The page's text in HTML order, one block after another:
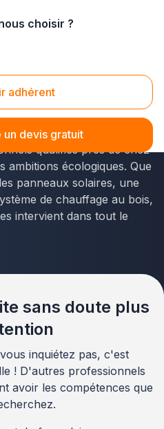
choisir ?
adhérent
un devis gratuit
(89)
d'énergie renouvelable
Plus que pro vous met en
qualifiés près de chez
écologiques. Que
panneaux solaires, une
de chauffage au bois,
intervient dans tout le
sans doute plus
inquiétez pas, c'est
! D'autres professionnels
avoir les compétences que